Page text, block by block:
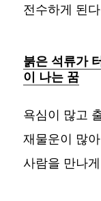
전수하게 된
붉은 석류가
이 나는 꿈
욕심이 많고
재물운이 많
사람을 만나